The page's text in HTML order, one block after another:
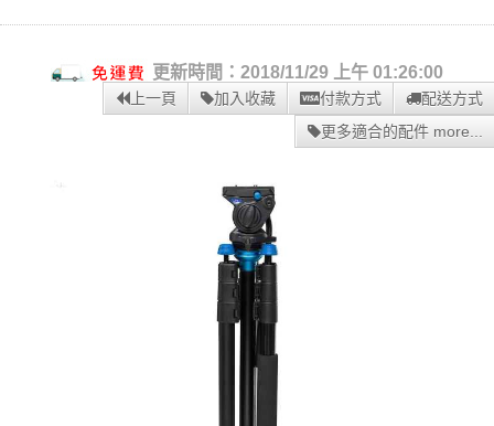
更新時間：2018/11/29 上午 01:26:00
上一頁 加入收藏 付款方式
配送方式
更多適合的配件 more...